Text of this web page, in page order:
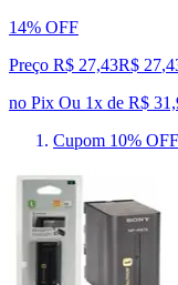
14% OFF
Preço R$ 27,43R$ 27,
no Pix Ou 1x de R$
Cupom 10% OFF